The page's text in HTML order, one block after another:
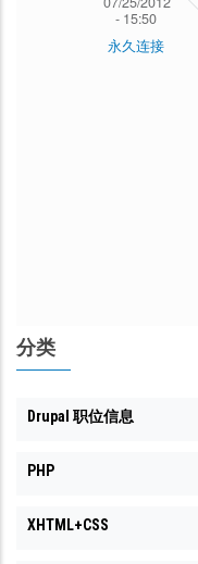
- 15:50
永久连接
翻
荐
分类
Drupal 职位信息
PHP
XHTML+CSS